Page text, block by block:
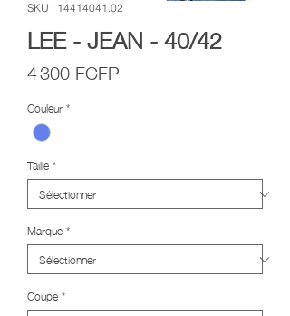
SKU : 14414041.02
LEE - JEAN - 40/42
4 300 FCFP
Couleur*
Taille*
Marque*
Coupe*